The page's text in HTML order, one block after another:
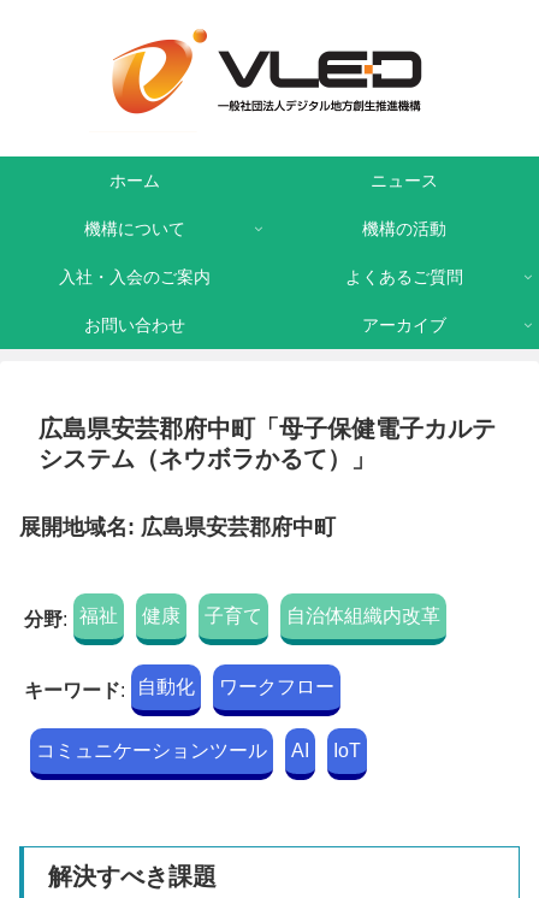
ホーム ニュース
機構について 機構の活動
入社・入会のご案内 よくあるご質問
お問い合わせ アーカイブ
広島県安芸郡府中町「母子保健電子カルテ
システム（ネウボラかるて）」
展開地域名: 広島県安芸郡府中町
分野: 福祉 健康 子育て 自治体組織内改革
キーワード: 自動化 ワークフロー
コミュニケーションツール AI IoT
解決すべき課題